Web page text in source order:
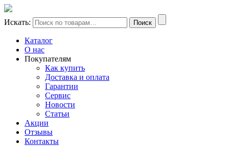
Искать: Поиск
Каталог
О нас
Покупателям
Как купить
Доставка и оплата
Гарантии
Сервис
Новости
Статьи
Акции
Отзывы
Контакты